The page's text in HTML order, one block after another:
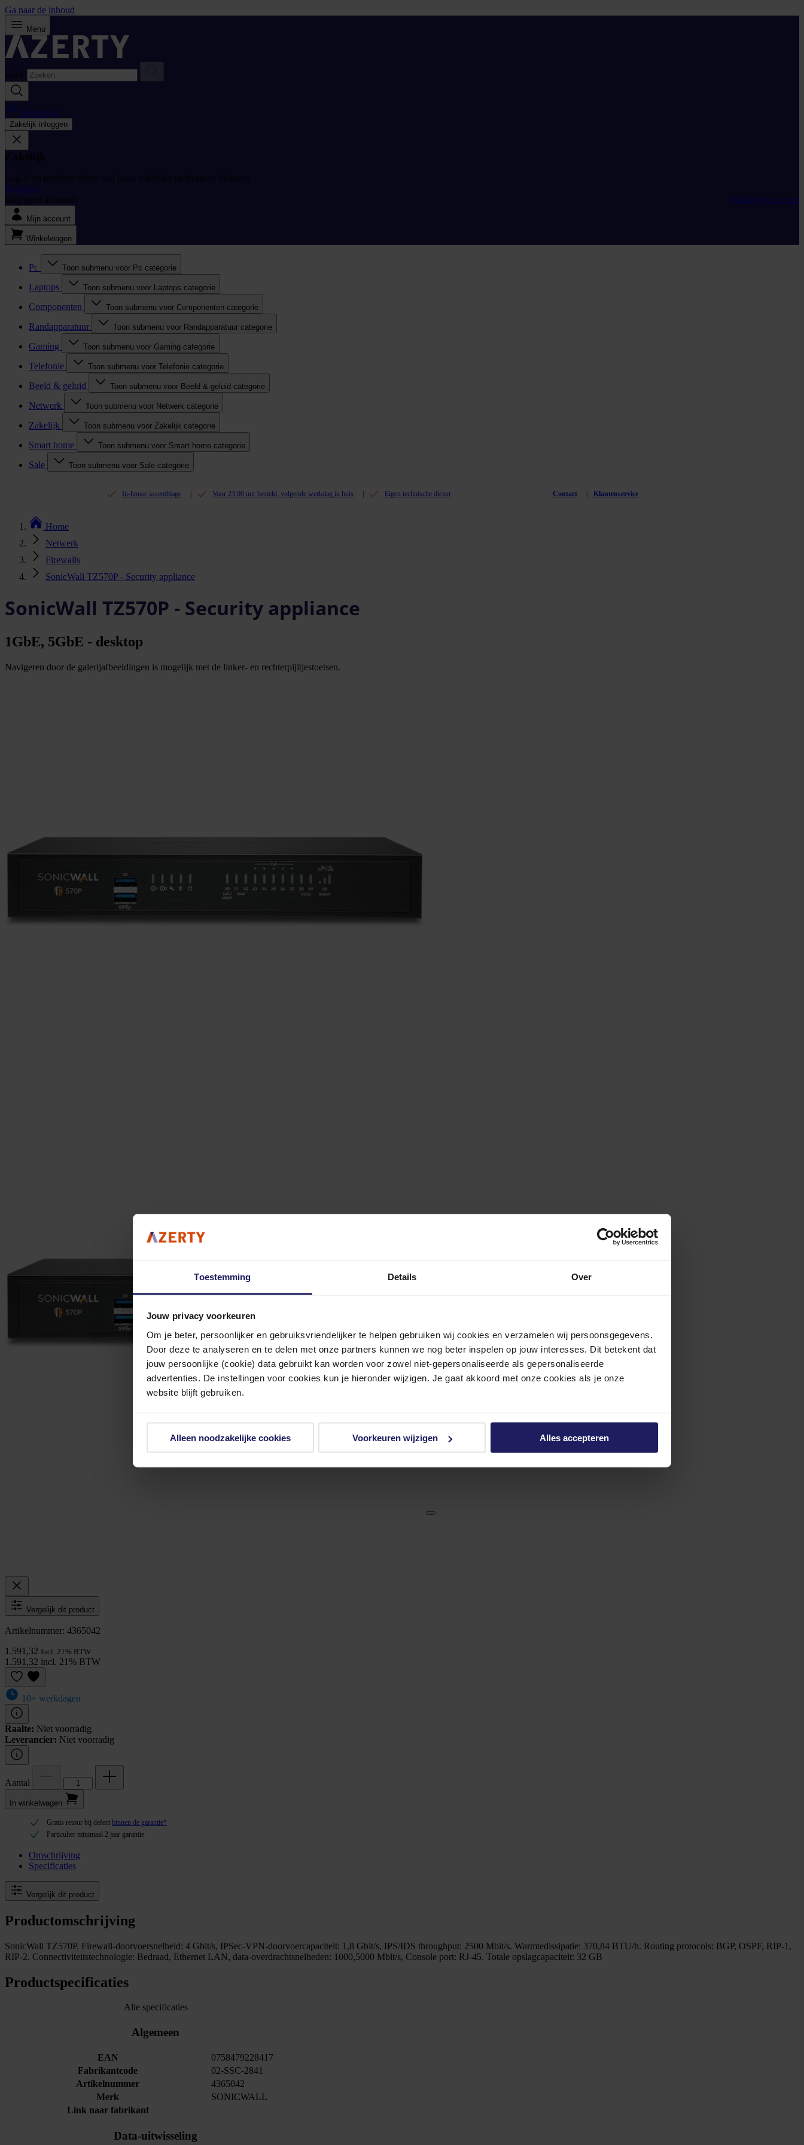
Toestemming Details Over
Jouw privacy voorkeuren
Om je beter, persoonlijker en gebruiksvriendelijker te helpen gebruiken wij cookies en verzamelen wij persoonsgegevens.
Door deze te analyseren en te delen met onze partners kunnen we nog beter inspelen op jouw interesses. Dit betekent dat
jouw persoonlijke (cookie) data gebruikt kan worden voor zowel niet-gepersonaliseerde als gepersonaliseerde
advertenties. De instellingen voor cookies kun je hieronder wijzigen. Je gaat akkoord met onze cookies als je onze
website blijft gebruiken.
Alleen noodzakelijke cookies Voorkeuren wijzigen Alles accepteren
Ga naar de inhoud
Menu
Zoek
Bestellijst
Zakelijk inloggen
Zakelijk
Log in en profiteer direct van jouw zakelijke tarieven en diensten.
Inloggen
Nog geen account?
Maak een account
Mijn account
Winkelwagen
Pc Toon submenu voor Pc categorie
Laptops Toon submenu voor Laptops categorie
Componenten Toon submenu voor Componenten categorie
Randapparatuur Toon submenu voor Randapparatuur categorie
Gaming Toon submenu voor Gaming categorie
Telefonie Toon submenu voor Telefonie categorie
Beeld & geluid Toon submenu voor Beeld & geluid categorie
Netwerk Toon submenu voor Netwerk categorie
Zakelijk Toon submenu voor Zakelijk categorie
Smart home Toon submenu voor Smart home categorie
Sale Toon submenu voor Sale categorie
In-house assemblage Voor 23.00 uur besteld, volgende werkdag in huis Eigen technische dienst Contact Klantenservice
Home
Netwerk
Firewalls
SonicWall TZ570P - Security appliance
SonicWall TZ570P - Security appliance
1GbE, 5GbE - desktop
Navigeren door de galerijafbeeldingen is mogelijk met de linker- en rechterpijltjestoetsen.
Vergelijk dit product
Artikelnummer: 4365042
1.591,32 Incl. 21% BTW
1.591,32 incl. 21% BTW
10+ werkdagen
Raalte: Niet voorradig
Leverancier: Niet voorradig
Aantal
In winkel­wagen
Gratis retour bij defect binnen de garantie*
Particulier minimaal 2 jaar garantie
Omschrijving
Specificaties
Vergelijk dit product
Productomschrijving
SonicWall TZ570P. Firewall-doorvoersnelheid: 4 Gbit/s, IPSec-VPN-doorvoercapaciteit: 1,8 Gbit/s, IPS/IDS throughput: 2500 Mbit/s. Warmtedissipatie: 370,84 BTU/h. Routing protocols: BGP, OSPF, RIP-1,
RIP-2. Connectiviteitstechnologie: Bedraad, Ethernet LAN, data-overdrachtsnelheden: 1000,5000 Mbit/s, Console port: RJ-45. Totale opslagcapaciteit: 32 GB
Productspecificaties
Alle specificaties
Algemeen
EAN
0758479228417
Fabrikantcode
02-SSC-2841
Artikelnummer
4365042
Merk
SONICWALL
Link naar fabrikant
Data-uitwisseling